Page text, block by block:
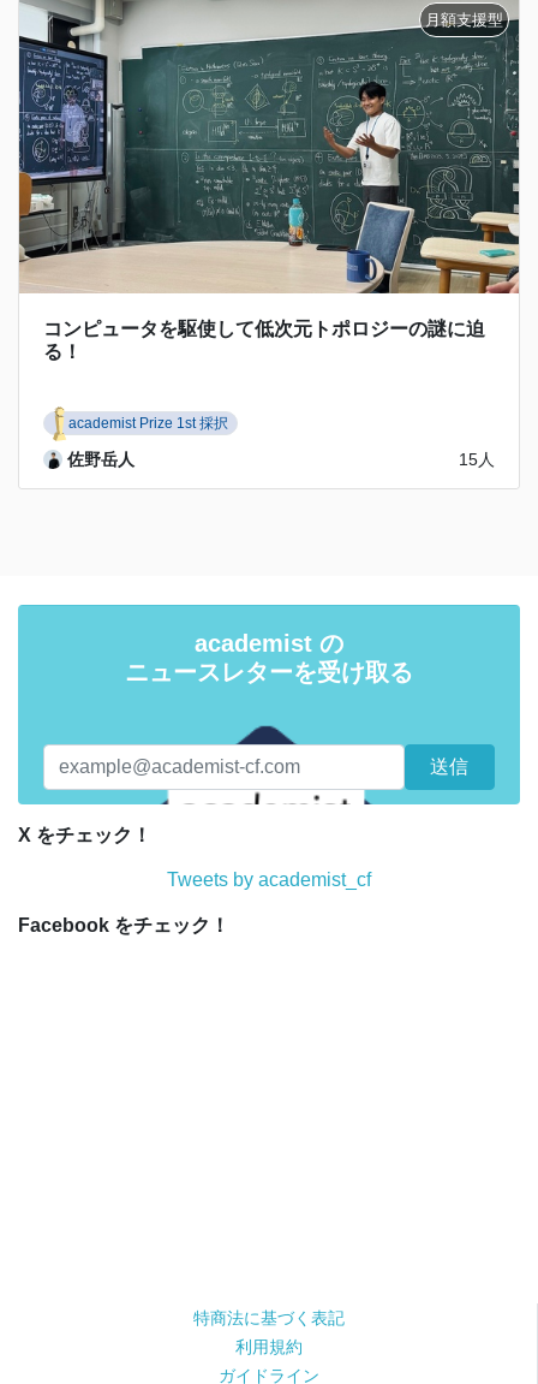
コンピュータを駆使して低次元トポロジーの謎に迫
る！
academist Prize 1st 採択
佐野岳人 15人
academist の
ニュースレターを受け取る
X をチェック！
Tweets by academist_cf
Facebook をチェック！
特商法に基づく表記
利用規約
ガイドライン